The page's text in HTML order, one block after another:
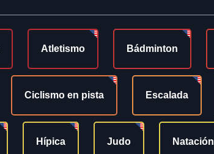
Atletismo Bádminton
Ciclismo en pista Escalada
Hípica Judo Natación